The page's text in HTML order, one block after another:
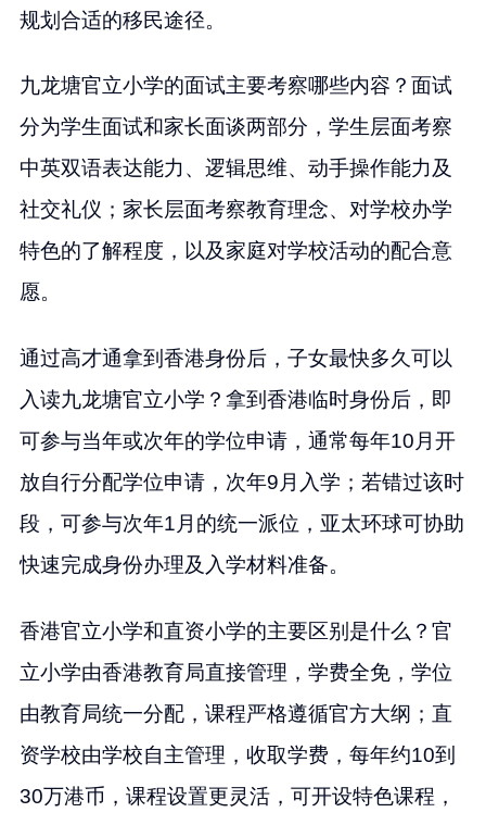
规划合适的移民途径。
九龙塘官立小学的面试主要考察哪些内容？面试
分为学生面试和家长面谈两部分，学生层面考察
中英双语表达能力、逻辑思维、动手操作能力及
社交礼仪；家长层面考察教育理念、对学校办学
特色的了解程度，以及家庭对学校活动的配合意
愿。
通过高才通拿到香港身份后，子女最快多久可以
入读九龙塘官立小学？拿到香港临时身份后，即
可参与当年或次年的学位申请，通常每年10月开
放自行分配学位申请，次年9月入学；若错过该时
段，可参与次年1月的统一派位，亚太环球可协助
快速完成身份办理及入学材料准备。
香港官立小学和直资小学的主要区别是什么？官
立小学由香港教育局直接管理，学费全免，学位
由教育局统一分配，课程严格遵循官方大纲；直
资学校由学校自主管理，收取学费，每年约10到
30万港币，课程设置更灵活，可开设特色课程，